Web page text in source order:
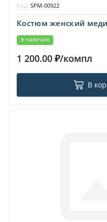
Костюм женский
в наличии
Код: SPM-00922
1 200.00 ₽/компл
В